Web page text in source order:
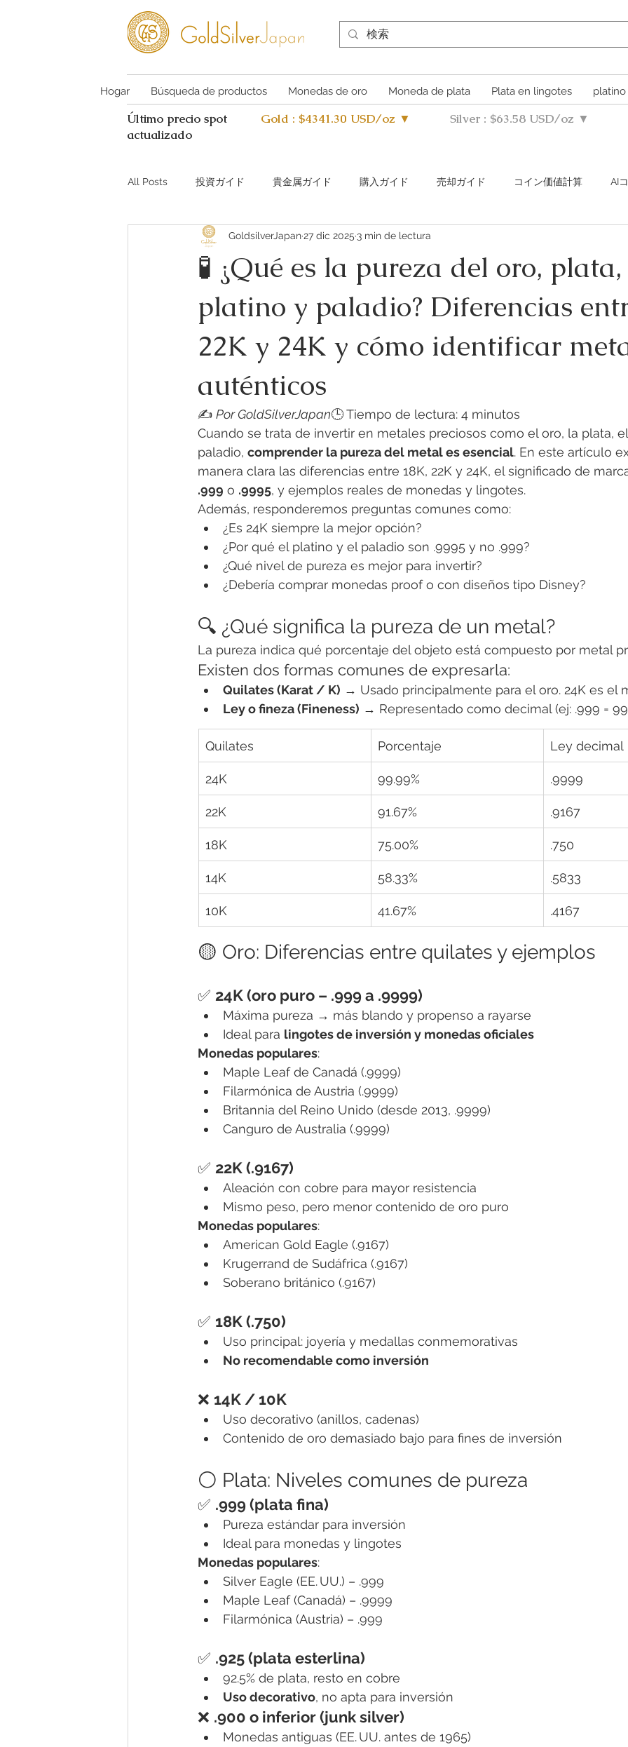
Hogar Búsqueda de productos Monedas de oro Moneda de plata Plata en lingotes platino
Último precio spot
actualizado
Gold : $4341.30 USD/oz ▼ Silver : $63.58 USD/oz ▼
All Posts 投資ガイド 貴金属ガイド 購入ガイド 売却ガイド ​コイン価値計算 AI
Investing guide Q&A Precious Metals Guide Q&A Buying Guide Q&A
AI Coin Assistant Q&A Coin Authentication Guide
🧪 ¿Qué es la pureza del oro, plata,
platino y paladio? Diferencias
22K y 24K y cómo identificar
auténticos
GoldsilverJapan27 dic 2025 3 min de lectura
✍️ Por GoldSilverJapan🕒 Tiempo de lectura: 4 minutos
Cuando se trata de invertir en metales preciosos como el oro, la plata,
paladio, comprender la pureza del metal es esencial. En este artículo
manera clara las diferencias entre 18K, 22K y 24K, el significado de
.999 o .9995, y ejemplos reales de monedas y lingotes.
Además, responderemos preguntas comunes como:
¿Es 24K siempre la mejor opción?
¿Por qué el platino y el paladio son .9995 y no .999?
¿Qué nivel de pureza es mejor para invertir?
¿Debería comprar monedas proof o con diseños tipo Disney?
🔍 ¿Qué significa la pureza de un metal?
La pureza indica qué porcentaje del objeto está compuesto por metal
Existen dos formas comunes de expresarla:
Quilates (Karat / K) → Usado principalmente para el oro. 24K es el
Ley o fineza (Fineness) → Representado como decimal (ej: .999 =
Quilates Porcentaje Ley decimal
24K 99.99% .9999
22K 91.67% .9167
18K 75.00% .750
14K 58.33% .5833
10K 41.67% .4167
🟡 Oro: Diferencias entre quilates y ejemplos
✅ 24K (oro puro – .999 a .9999)
Máxima pureza → más blando y propenso a rayarse
Ideal para lingotes de inversión y monedas oficiales
Monedas populares:
Maple Leaf de Canadá (.9999)
Filarmónica de Austria (.9999)
Britannia del Reino Unido (desde 2013, .9999)
Canguro de Australia (.9999)
✅ 22K (.9167)
Aleación con cobre para mayor resistencia
Mismo peso, pero menor contenido de oro puro
Monedas populares:
American Gold Eagle (.9167)
Krugerrand de Sudáfrica (.9167)
Soberano británico (.9167)
✅ 18K (.750)
Uso principal: joyería y medallas conmemorativas
No recomendable como inversión
❌ 14K / 10K
Uso decorativo (anillos, cadenas)
Contenido de oro demasiado bajo para fines de inversión
⚪ Plata: Niveles comunes de pureza
✅ .999 (plata fina)
Pureza estándar para inversión
Ideal para monedas y lingotes
Monedas populares:
Silver Eagle (EE. UU.) – .999
Maple Leaf (Canadá) – .9999
Filarmónica (Austria) – .999
✅ .925 (plata esterlina)
92.5% de plata, resto en cobre
Uso decorativo, no apta para inversión
❌ .900 o inferior (junk silver)
Monedas antiguas (EE. UU. antes de 1965)